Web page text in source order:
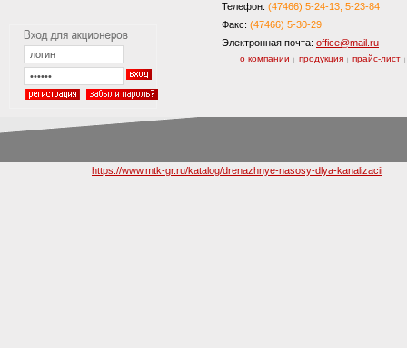
Телефон: (47466) 5-24-13, 5-23-84
Факс: (47466) 5-30-29
Электронная почта: office@mail.ru
о компании | продукция | прайс-лист |
https://www.mtk-gr.ru/katalog/drenazhnye-nasosy-dlya-kanalizacii